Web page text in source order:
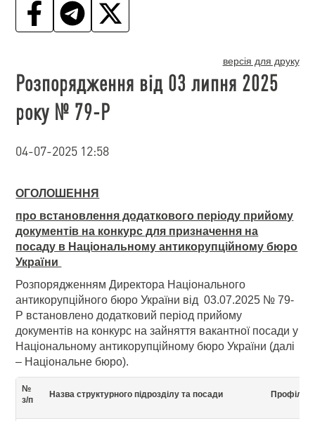
версія для друку
Розпорядження від 03 липня 2025
року № 79-Р
04-07-2025 12:58
ОГОЛОШЕННЯ
про встановлення додаткового періоду прийому
документів на конкурс для призначення на
посаду в Національному антикорупційному бюро
України
Розпорядженням Директора Національного
антикорупційного бюро України від 03.07.2025 № 79-
Р встановлено додатковий період прийому
документів на конкурс на зайняття вакантної посади у
Національному антикорупційному бюро України (далі
– Національне бюро).
№
з/п
Назва структурного підрозділу та посади Профіль